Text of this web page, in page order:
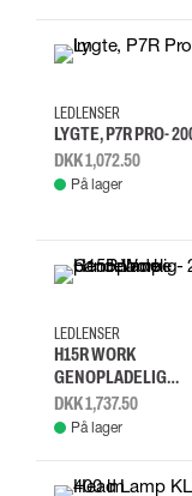
LEDLENSER
LYGTE, P7R PRO-
DKK 1,072.50
På lager
LEDLENSER
H15R WORK
GENOPLADELIG
PANDELAMPE - 2500
DKK 1,737.50
På lager